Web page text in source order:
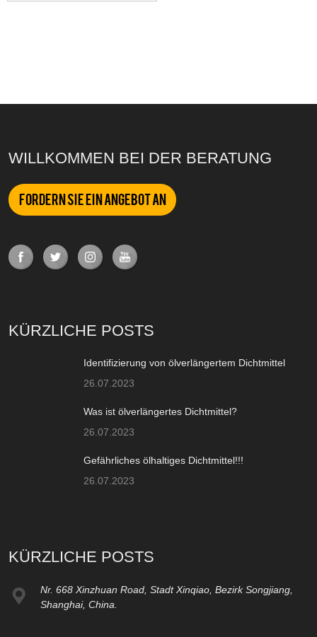
WILLKOMMEN BEI DER BERATUNG
Fordern Sie ein Angebot an
KÜRZLICHE POSTS
Identifizierung von ölverlängertem Dichtmittel
26.07.2023
Was ist ölverlängertes Dichtmittel?
26.07.2023
Gefährliches ölhaltiges Dichtmittel!!!
26.07.2023
KÜRZLICHE POSTS
Nr. 668 Xinzhuan Road, Stadt Xinqiao, Bezirk Songjiang,
Shanghai, China.